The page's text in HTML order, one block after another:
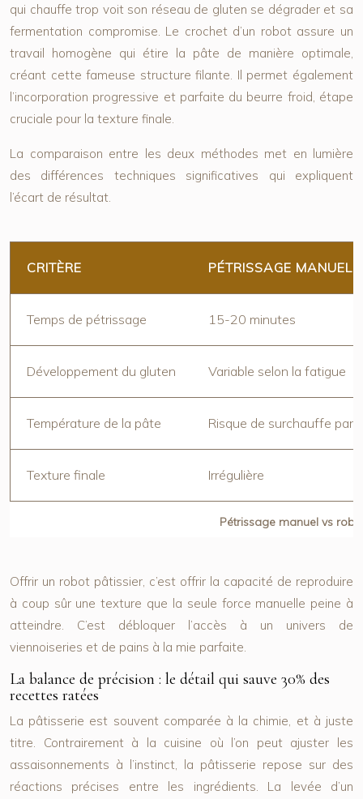
qui chauffe trop voit son réseau de gluten se dégrader et sa
fermentation compromise. Le crochet d’un robot assure un
travail homogène qui étire la pâte de manière optimale,
créant cette fameuse structure filante. Il permet également
l’incorporation progressive et parfaite du beurre froid, étape
cruciale pour la texture finale.
La comparaison entre les deux méthodes met en lumière
des différences techniques significatives qui expliquent
l’écart de résultat.
Pétrissage manuel vs
CRITÈRE PÉTRISSAGE MANUEL
Temps de pétrissage 15-20 minutes
Développement du gluten Variable selon la fatigue
Température de la pâte Risque de surchauffe par
Texture finale Irrégulière
Offrir un robot pâtissier, c’est offrir la capacité de reproduire
à coup sûr une texture que la seule force manuelle peine à
atteindre. C’est débloquer l’accès à un univers de
viennoiseries et de pains à la mie parfaite.
La balance de précision : le détail qui sauve 30% des
recettes ratées
La pâtisserie est souvent comparée à la chimie, et à juste
titre. Contrairement à la cuisine où l’on peut ajuster les
assaisonnements à l’instinct, la pâtisserie repose sur des
réactions précises entre les ingrédients. La levée d’un